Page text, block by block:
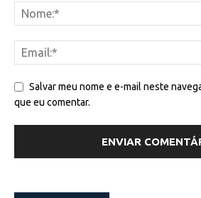
Salvar meu nome e e-mail neste
que eu comentar.